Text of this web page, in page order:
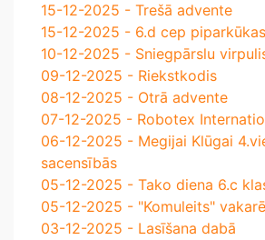
15-12-2025 - Trešā advente
15-12-2025 - 6.d cep piparkūkas
10-12-2025 - Sniegpārslu
09-12-2025 - Riekstkodis
08-12-2025 - Otrā advente
07-12-2025 - Robotex
06-12-2025 - Megijai Klūgai
sacensībās
05-12-2025 - Tako diena 6.c
05-12-2025 - "Komuleits"
03-12-2025 - Lasīšana dabā